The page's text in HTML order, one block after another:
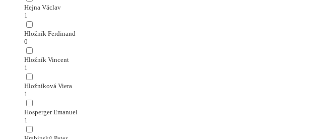
Hejna Václav
1
Hložník Ferdinand
0
Hložník Vincent
1
Hložníková Viera
1
Hosperger Emanuel
1